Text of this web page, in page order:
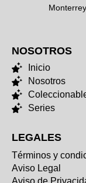
NOSOTROS
Inicio
Nosotros
Series
LEGALES
Términos y
Aviso Legal
Aviso de